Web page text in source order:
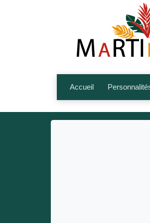
Accueil
Artistes